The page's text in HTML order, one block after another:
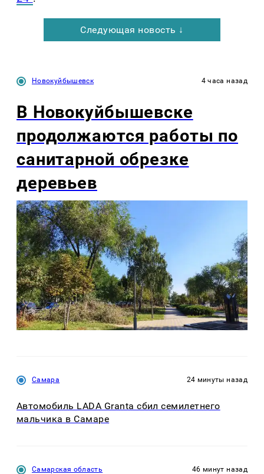
Следующая новость ↓
Новокуйбышевск 4 часа назад
В Новокуйбышевске
продолжаются работы по
санитарной обрезке
деревьев
Самара 24 минуты назад
Автомобиль LADA Granta сбил семилетнего
мальчика в Самаре
Самарская область 46 минут назад